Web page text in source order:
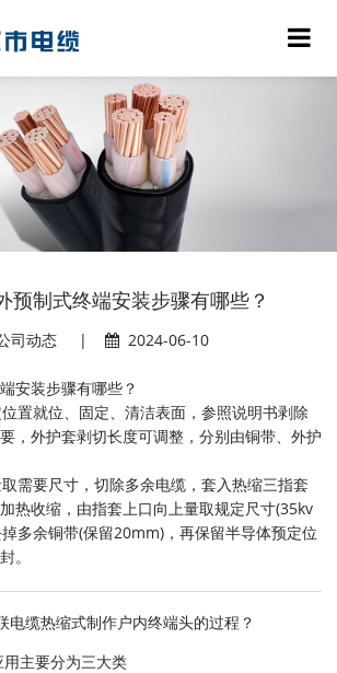
预制式终端安装步骤有哪些？
司动态 | 2024-06-10
安装步骤有哪些？
置就位、固定、清洁表面，参照说明书剥除
，外护套剥切长度可调整，分别由铜带、外护
需要尺寸，切除多余电缆，套入热缩三指套
热收缩，由指套上口向上量取规定尺寸(35kv
多余铜带(保留20mm)，再保留半导体预定位
。
电缆热缩式制作户内终端头的过程？
主要分为三大类